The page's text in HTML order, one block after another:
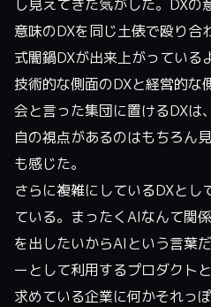
し見えてきた気がした。DXの
意味のDXを同じ土俵で殴り合
式闇鍋DXが出来上がっている
技術的な側面のDXと経営的な
会と言った集団に置けるDXは
自の視点があるのはもちろん
も感じた。
さらに複雑にしているDXとし
ている。まったくAIなんて関
を出したいからAIという言葉
ーとして利用するプロダクト
求めている企業に何かそれっ